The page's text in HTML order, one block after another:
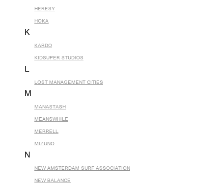
HERESY
HOKA
K
KARDO
KIDSUPER STUDIOS
L
LOST MANAGEMENT CITIES
M
MANASTASH
MEANSWHILE
MERRELL
MIZUNO
N
NEW AMSTERDAM SURF ASSOCIATION
NEW BALANCE